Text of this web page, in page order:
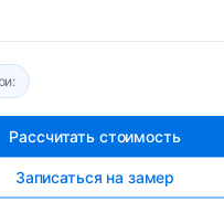
Рассчитать стоимость
Записаться на замер